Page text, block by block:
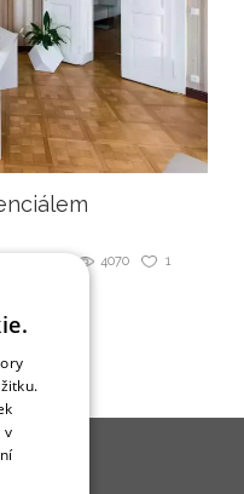
1
4070
v